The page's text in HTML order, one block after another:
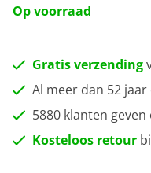
Op voorraad
Gratis verzending
Al meer dan 52 jaar
5880 klanten geven
Kosteloos retour